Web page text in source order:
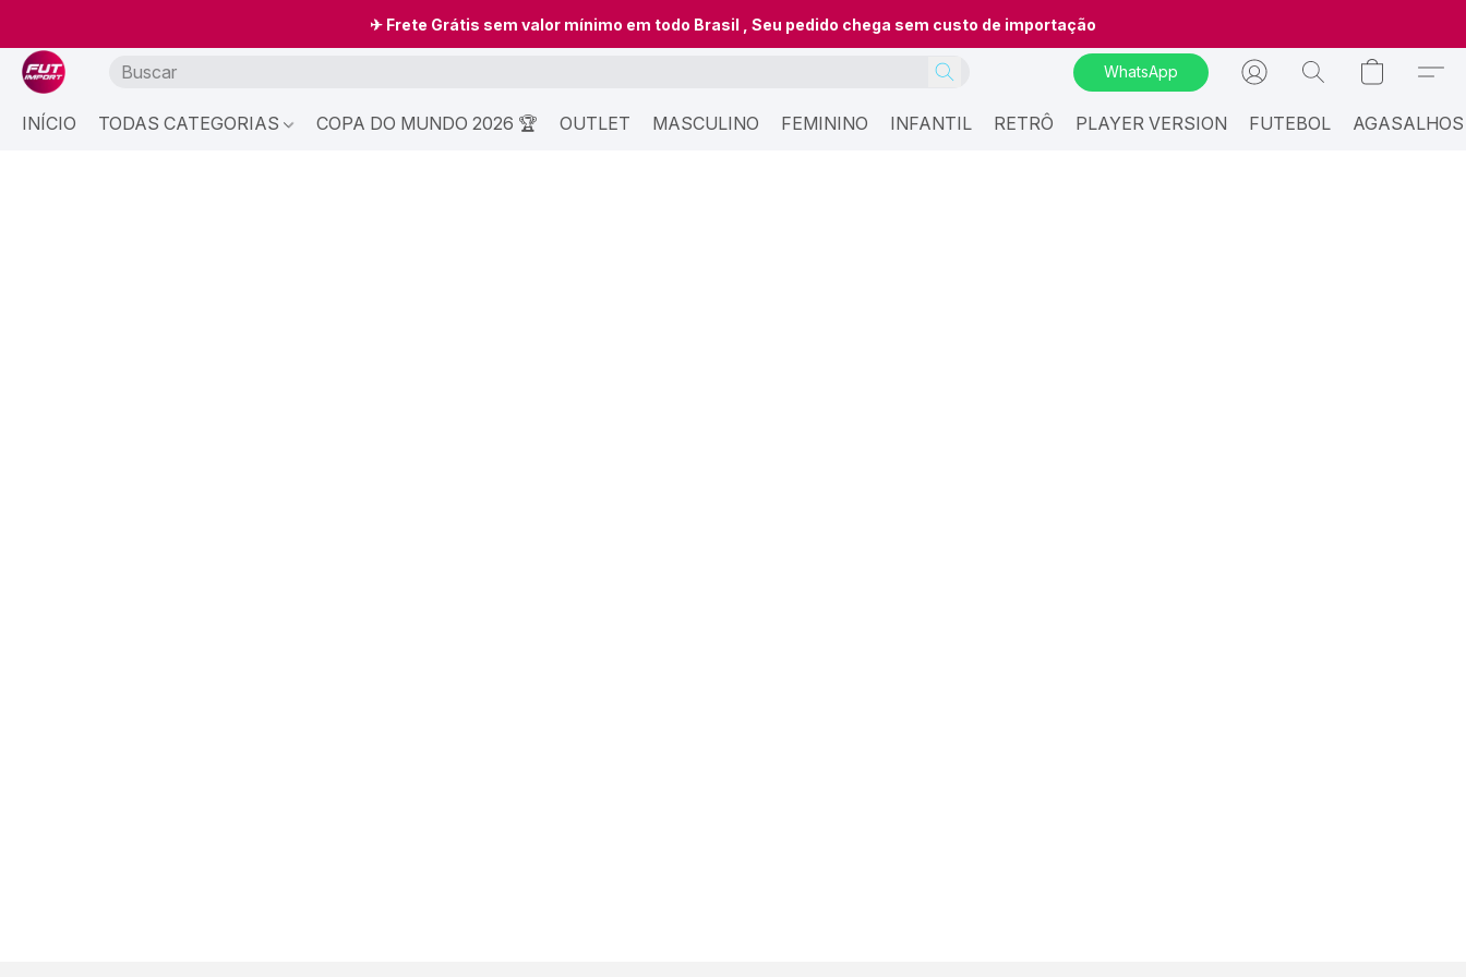
✈ Frete Grátis sem valor mínimo em todo Brasil , Seu pedido chega sem custo de importação
WhatsApp
INÍCIO TODAS CATEGORIAS COPA DO MUNDO 2026 🏆 OUTLET MASCULINO FEMININO INFANTIL RETRÔ PLAYER VERSION FUTEBOL AGASALHOS